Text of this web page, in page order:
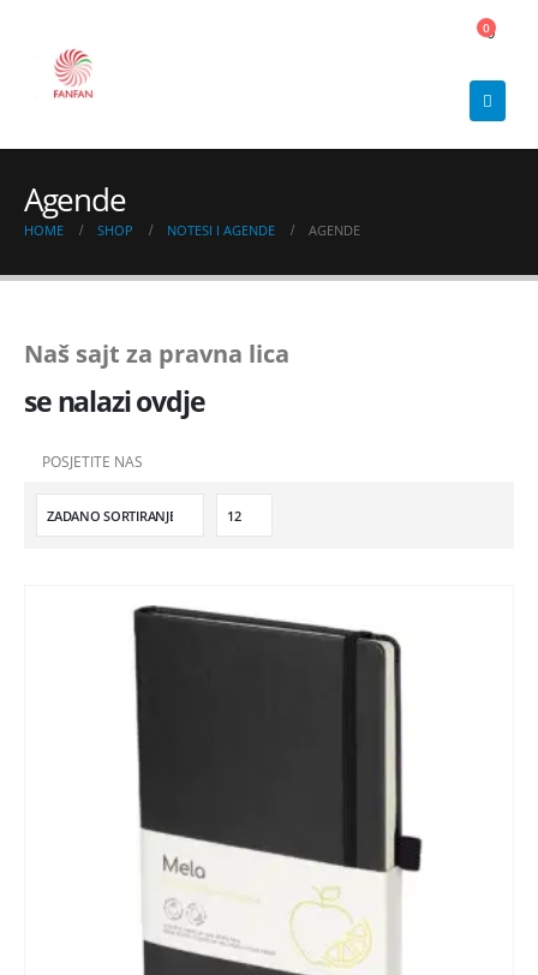
00
Agende
HOME SHOP NOTESI I AGENDE AGENDE
Naš sajt za pravna lica
se nalazi ovdje
POSJETITE NAS